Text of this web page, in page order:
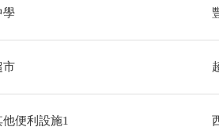
學
市
他便利設施1